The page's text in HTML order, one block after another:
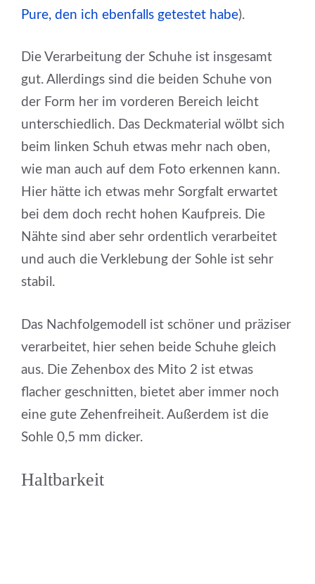
Pure, den ich ebenfalls getestet habe).
Die Verarbeitung der Schuhe ist insgesamt
gut. Allerdings sind die beiden Schuhe von
der Form her im vorderen Bereich leicht
unterschiedlich. Das Deckmaterial wölbt sich
beim linken Schuh etwas mehr nach oben,
wie man auch auf dem Foto erkennen kann.
Hier hätte ich etwas mehr Sorgfalt erwartet
bei dem doch recht hohen Kaufpreis. Die
Nähte sind aber sehr ordentlich verarbeitet
und auch die Verklebung der Sohle ist sehr
stabil.
Das Nachfolgemodell ist schöner und präziser
verarbeitet, hier sehen beide Schuhe gleich
aus. Die Zehenbox des Mito 2 ist etwas
flacher geschnitten, bietet aber immer noch
eine gute Zehenfreiheit. Außerdem ist die
Sohle 0,5 mm dicker.
Haltbarkeit